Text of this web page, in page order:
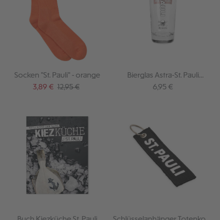
Socken "St. Pauli" - orange
Verkaufspreis:
3,89 € Regulärer Preis:
12,95 €
Bierglas Astra-St. Pauli
Frankonia
Regulärer Preis:
6,95 €